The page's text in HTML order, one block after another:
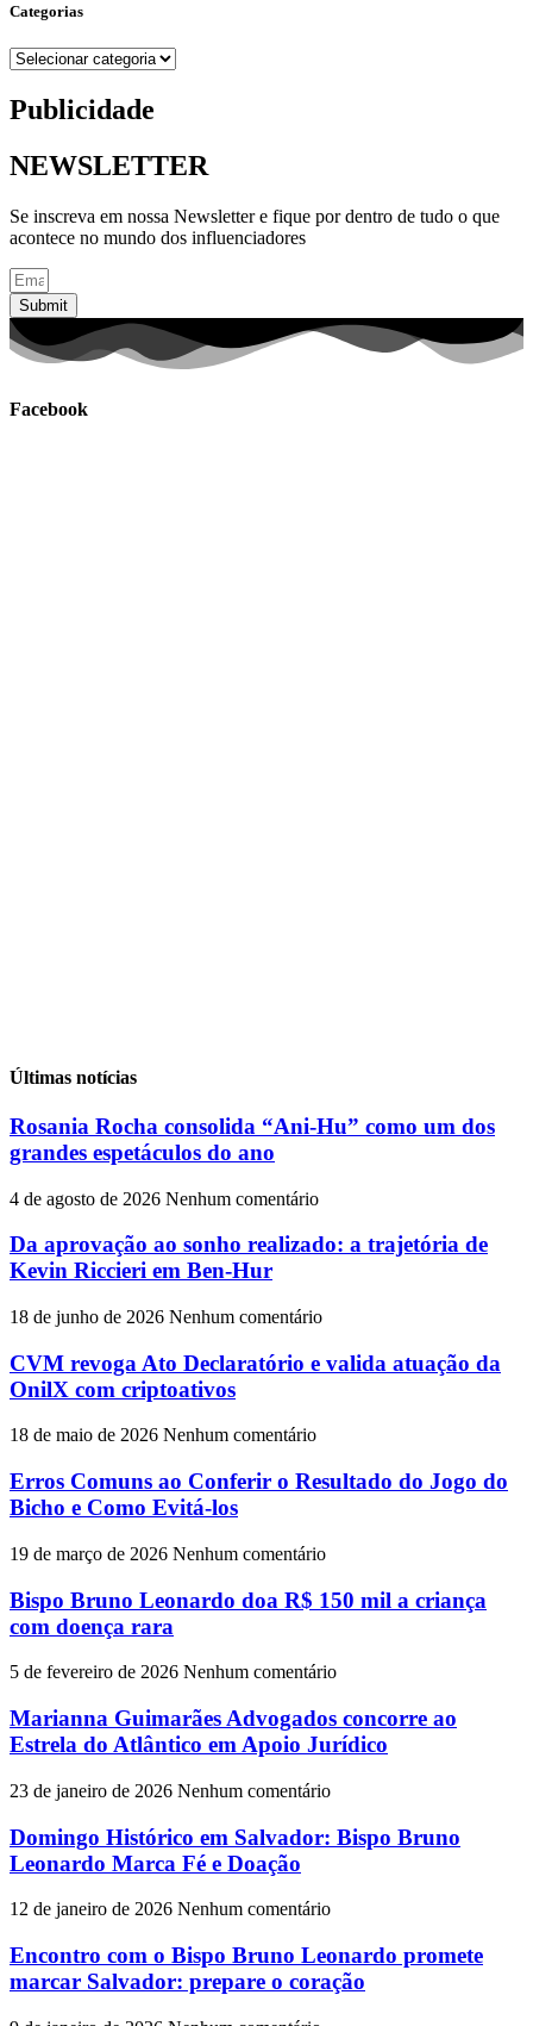
Categorias
Categorias
Publicidade
NEWSLETTER
Se inscreva em nossa Newsletter e fique por dentro de tudo o que
acontece no mundo dos influenciadores
Submit
Facebook
Últimas notícias
Rosania Rocha consolida “Ani-Hu” como um dos
grandes espetáculos do ano
4 de agosto de 2026 Nenhum comentário
Da aprovação ao sonho realizado: a trajetória de
Kevin Riccieri em Ben-Hur
18 de junho de 2026 Nenhum comentário
CVM revoga Ato Declaratório e valida atuação da
OnilX com criptoativos
18 de maio de 2026 Nenhum comentário
Erros Comuns ao Conferir o Resultado do Jogo do
Bicho e Como Evitá-los
19 de março de 2026 Nenhum comentário
Bispo Bruno Leonardo doa R$ 150 mil a criança
com doença rara
5 de fevereiro de 2026 Nenhum comentário
Marianna Guimarães Advogados concorre ao
Estrela do Atlântico em Apoio Jurídico
23 de janeiro de 2026 Nenhum comentário
Domingo Histórico em Salvador: Bispo Bruno
Leonardo Marca Fé e Doação
12 de janeiro de 2026 Nenhum comentário
Encontro com o Bispo Bruno Leonardo promete
marcar Salvador: prepare o coração